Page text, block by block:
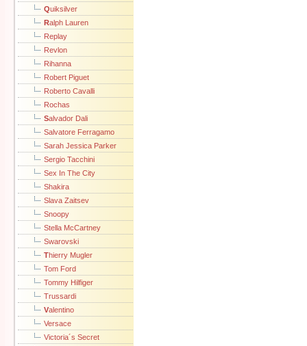
Quiksilver
Ralph Lauren
Replay
Revlon
Rihanna
Robert Piguet
Roberto Cavalli
Rochas
Salvador Dali
Salvatore Ferragamo
Sarah Jessica Parker
Sergio Tacchini
Sex In The City
Shakira
Slava Zaitsev
Snoopy
Stella McCartney
Swarovski
Thierry Mugler
Tom Ford
Tommy Hilfiger
Trussardi
Valentino
Versace
Victoria´s Secret